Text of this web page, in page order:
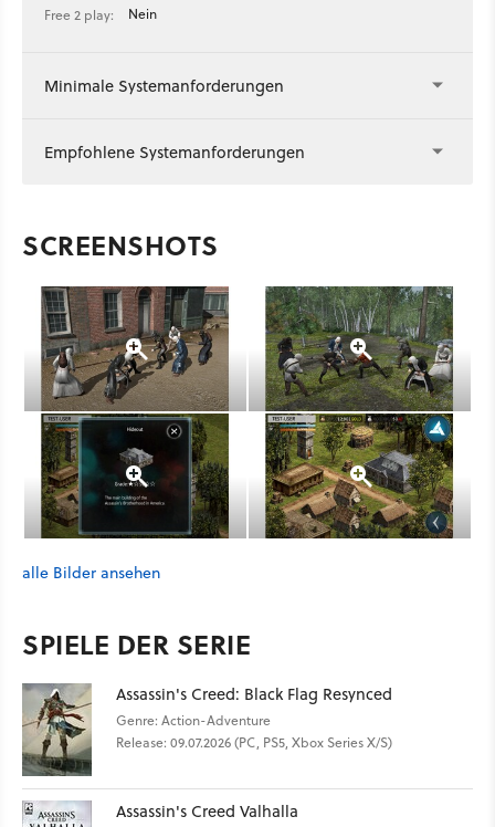
Free 2 play:
Nein
Minimale Systemanforderungen
Empfohlene Systemanforderungen
SCREENSHOTS
alle Bilder ansehen
SPIELE DER SERIE
Assassin's Creed: Black Flag Resynced
Genre: Action-Adventure
Release: 09.07.2026 (PC, PS5, Xbox Series X/S)
Assassin's Creed Valhalla